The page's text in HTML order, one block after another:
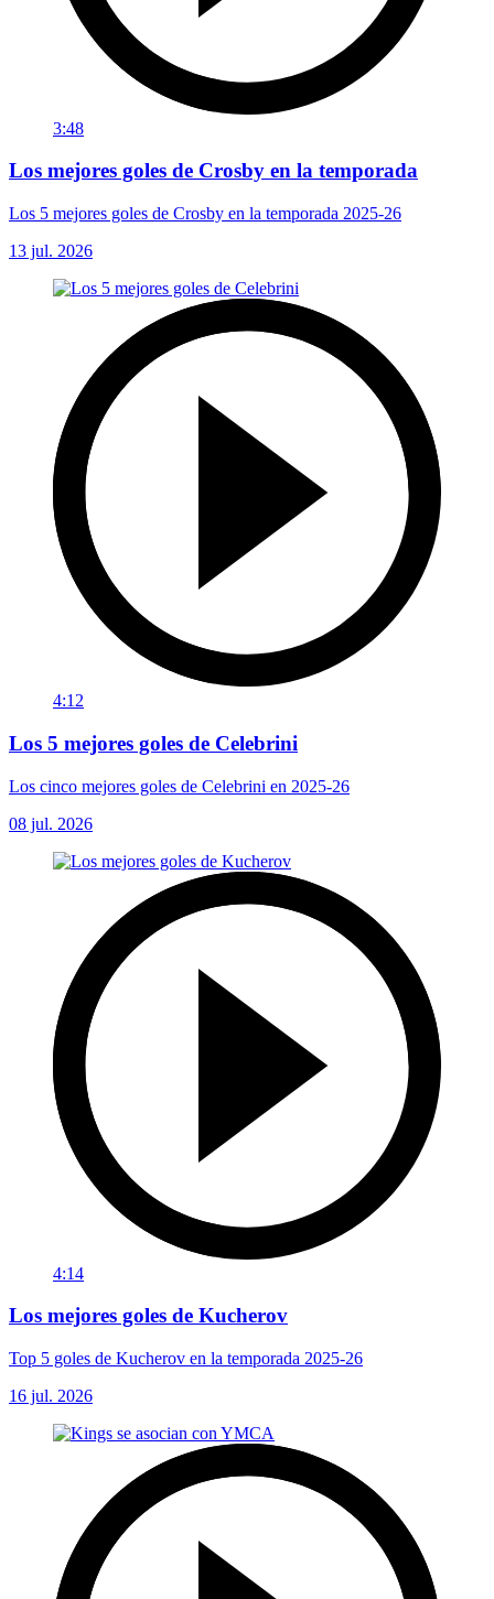
3:48
Los mejores goles de Crosby en la temporada
Los 5 mejores goles de Crosby en la temporada 2025-26
13 jul. 2026
4:12
Los 5 mejores goles de Celebrini
Los cinco mejores goles de Celebrini en 2025-26
08 jul. 2026
4:14
Los mejores goles de Kucherov
Top 5 goles de Kucherov en la temporada 2025-26
16 jul. 2026